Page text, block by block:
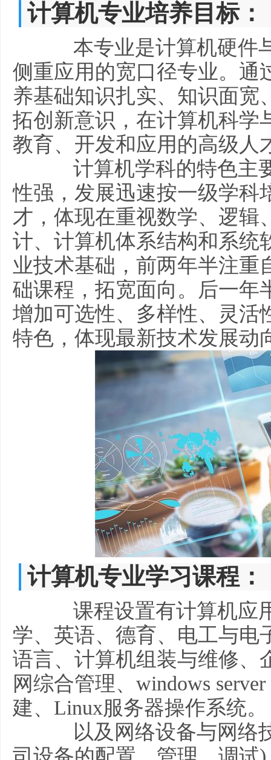
计算机专业培养目标：
本专业是计算机硬件
侧重应用的宽口径专业。通
养基础知识扎实、知识面宽
拓创新意识，在计算机科学
教育、开发和应用的高级人
计算机学科的特色主
性强，发展迅速按一级学科
才，体现在重视数学、逻辑
计、计算机体系结构和系统
业技术基础，前两年半注重
础课程，拓宽面向。后一年
增加可选性、多样性、灵活
特色，体现最新技术发展动
计算机专业学习课程：
课程设置有计算机应
学、英语、德育、电工与电
语言、计算机组装与维修、
网综合管理、windows
建、Linux服务器操作系统。
以及网络设备与网络